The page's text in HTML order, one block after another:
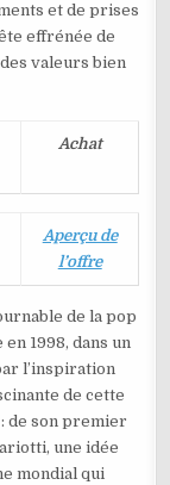
et de prises
effrénée de
valeurs bien
Achat
Aperçu de
l’offre
de la pop
1998, dans un
l’inspiration
de cette
de son premier
une idée
mondial qui